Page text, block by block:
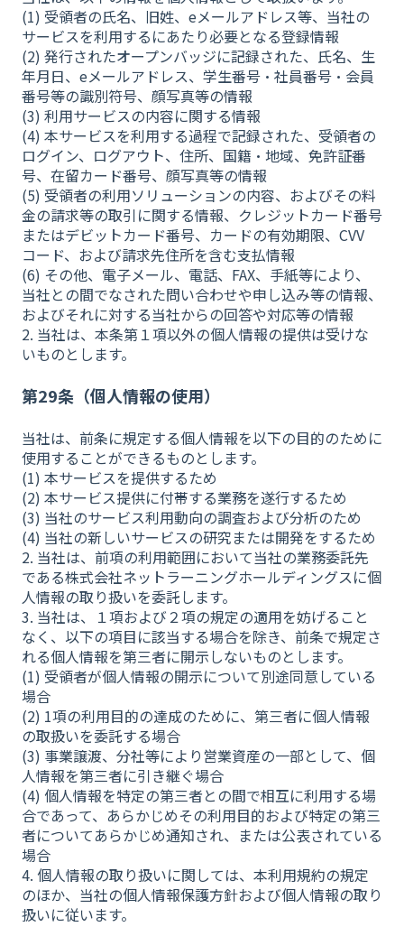
(1) 受領者の氏名、旧姓、eメールアドレス等、当社の
サービスを利用するにあたり必要となる登録情報
(2) 発行されたオープンバッジに記録された、氏名、生
年月日、eメールアドレス、学生番号・社員番号・会員
番号等の識別符号、顔写真等の情報
(3) 利用サービスの内容に関する情報
(4) 本サービスを利用する過程で記録された、受領者の
ログイン、ログアウト、住所、国籍・地域、免許証番
号、在留カード番号、顔写真等の情報
(5) 受領者の利用ソリューションの内容、およびその料
金の請求等の取引に関する情報、クレジットカード番号
またはデビットカード番号、カードの有効期限、CVV
コード、および請求先住所を含む支払情報
(6) その他、電子メール、電話、FAX、手紙等により、
当社との間でなされた問い合わせや申し込み等の情報、
およびそれに対する当社からの回答や対応等の情報
2. 当社は、本条第１項以外の個人情報の提供は受けな
いものとします。
第29条（個人情報の使用）
当社は、前条に規定する個人情報を以下の目的のために
使用することができるものとします。
(1) 本サービスを提供するため
(2) 本サービス提供に付帯する業務を遂行するため
(3) 当社のサービス利用動向の調査および分析のため
(4) 当社の新しいサービスの研究または開発をするため
2. 当社は、前項の利用範囲において当社の業務委託先
である株式会社ネットラーニングホールディングスに個
人情報の取り扱いを委託します。
3. 当社は、１項および２項の規定の適用を妨げること
なく、以下の項目に該当する場合を除き、前条で規定さ
れる個人情報を第三者に開示しないものとします。
(1) 受領者が個人情報の開示について別途同意している
場合
(2) 1項の利用目的の達成のために、第三者に個人情報
の取扱いを委託する場合
(3) 事業譲渡、分社等により営業資産の一部として、個
人情報を第三者に引き継ぐ場合
(4) 個人情報を特定の第三者との間で相互に利用する場
合であって、あらかじめその利用目的および特定の第三
者についてあらかじめ通知され、または公表されている
場合
4. 個人情報の取り扱いに関しては、本利用規約の規定
のほか、当社の個人情報保護方針および個人情報の取り
扱いに従います。